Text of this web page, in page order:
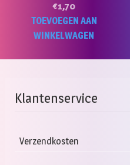
€1,70
TOEVOEGEN AAN
WINKELWAGEN
Klantenservice
Verzendkosten